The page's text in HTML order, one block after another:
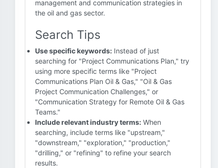
management and communication strategies in
the oil and gas sector.
Search Tips
Use specific keywords: Instead of just
searching for "Project Communications Plan," try
using more specific terms like "Project
Communications Plan Oil & Gas," "Oil & Gas
Project Communication Challenges," or
"Communication Strategy for Remote Oil & Gas
Teams."
Include relevant industry terms: When
searching, include terms like "upstream,"
"downstream," "exploration," "production,"
"drilling," or "refining" to refine your search
results.